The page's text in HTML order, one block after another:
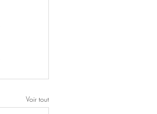
Voir tout